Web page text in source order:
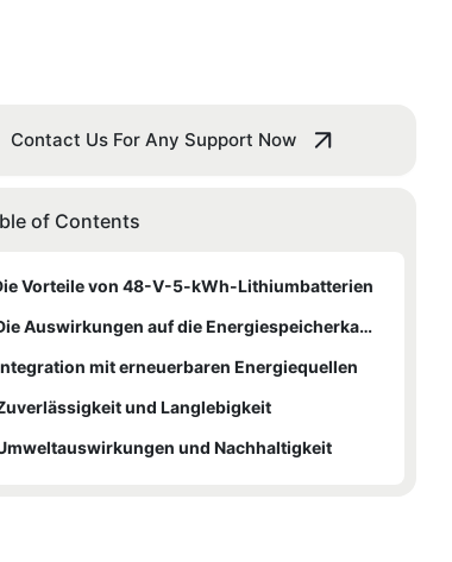
Contact Us For Any Support Now
of Contents
Vorteile von 48-V-5-kWh-Lithiumbatterien
Die Auswirkungen auf die Energiespeicherkapazität
mit erneuerbaren Energiequellen
und Langlebigkeit
und Nachhaltigkeit